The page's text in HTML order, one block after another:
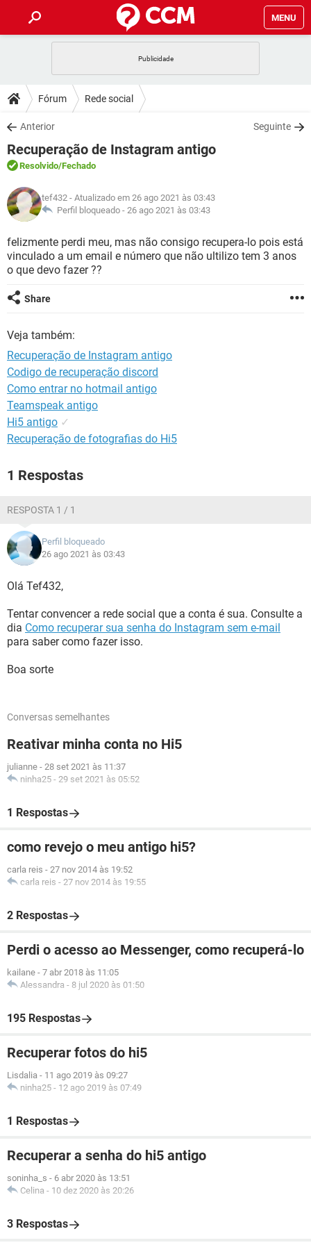
MENU
CELULAR
OUTLOOK
INSTAGRAM GMAIL
GUIA DE COMPRAS
DICAS
JOGOS
OUTLOOK
INSTAGRAM
GUIA DE COMPRAS
DOWNLOADS
JOGOS WHATSAPP
CELULAR
OUTLOOK EXCEL
INSTAGRAM
GUIA DE COMPRAS
FÓRUM
JOGOS
CELULAR FACEBOOK
INSTAGRAM GMAIL
GLOSSÁRIO
JOGOS
CELULAR FACEBOOK
OUTLOOK
INSTAGRAM
Fórum Rede social
Anterior Seguinte
Recuperação de Instagram antigo
Resolvido/Fechado
tef432 - Atualizado em 26 ago 2021 às 03:43
Perfil bloqueado - 26 ago 2021 às 03:43
felizmente perdi meu, mas não consigo recupera-lo pois está
vinculado a um email e número que não ultilizo tem 3 anos
o que devo fazer ??
Share
Veja também:
Recuperação de Instagram antigo
Codigo de recuperação discord
Como entrar no hotmail antigo
Teamspeak antigo
Hi5 antigo ✓
Recuperação de fotografias do Hi5
1 Respostas
RESPOSTA 1 / 1
Perfil bloqueado
26 ago 2021 às 03:43
Olá Tef432,
Tentar convencer a rede social que a conta é sua. Consulte a
dia Como recuperar sua senha do Instagram sem e-mail
para saber como fazer isso.
Boa sorte
Conversas semelhantes
Reativar minha conta no Hi5
julianne - 28 set 2021 às 11:37
ninha25 - 29 set 2021 às 05:52
1 Respostas
como revejo o meu antigo hi5?
carla reis - 27 nov 2014 às 19:52
carla reis - 27 nov 2014 às 19:55
2 Respostas
Perdi o acesso ao Messenger, como recuperá-lo
kailane - 7 abr 2018 às 11:05
Alessandra - 8 jul 2020 às 01:50
195 Respostas
Recuperar fotos do hi5
Lisdalia - 11 ago 2019 às 09:27
ninha25 - 12 ago 2019 às 07:49
1 Respostas
Recuperar a senha do hi5 antigo
soninha_s - 6 abr 2020 às 13:51
Celina - 10 dez 2020 às 20:26
3 Respostas